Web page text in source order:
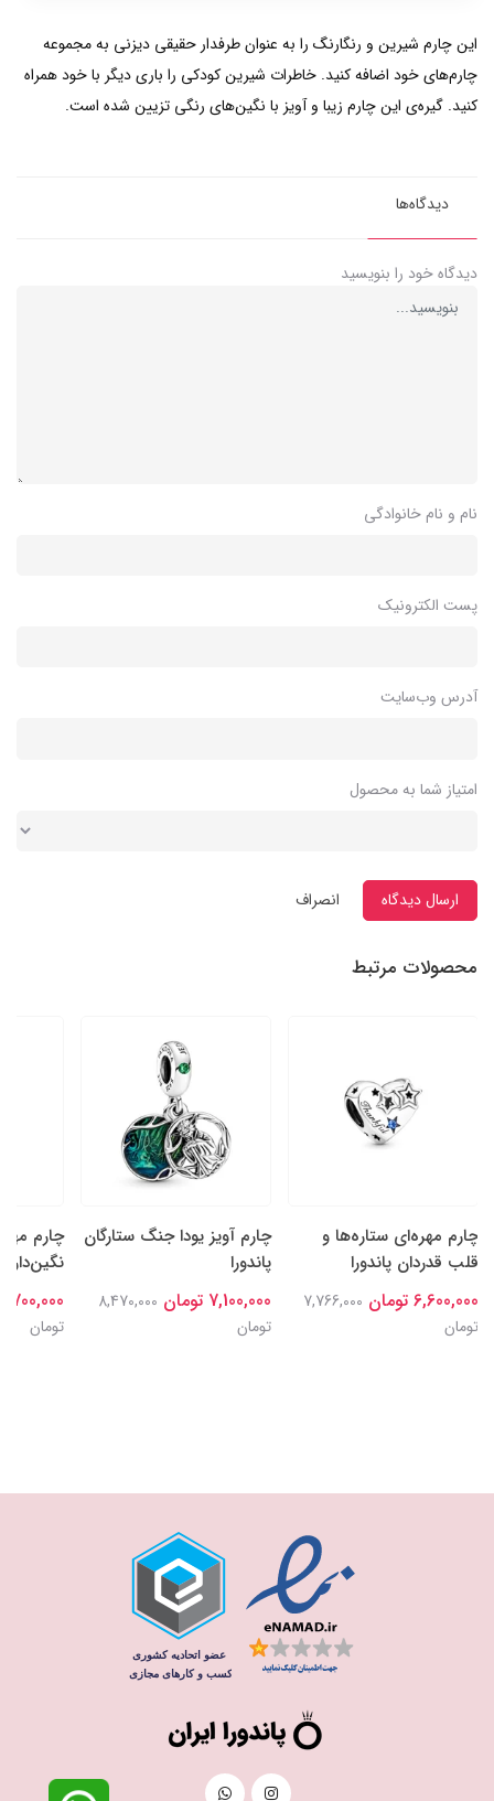
این چارم شیرین و رنگارنگ را به عنوان طرفدار حقیقی دیزنی به مجموعه
چارم‌های خود اضافه کنید. خاطرات شیرین کودکی را باری دیگر با خود همراه
کنید. گیره‌ی این چارم زیبا و آویز با نگین‌های رنگی تزیین شده است.
دیدگاه‌ها
دیدگاه خود را بنویسید
نام و نام خانوادگی
پست الکترونیک
آدرس وب‌سایت
امتیاز شما به محصول
ارسال دیدگاه انصراف
محصولات مرتبط
چارم مهره‌ای ستاره‌ها و
قلب قدردان پاندورا
6,600,000 تومان
7,766,000
تومان
چارم آویز یودا جنگ ستارگان
پاندورا
7,100,000 تومان
8,470,000
تومان
چارم
نگین‌دار
6,700,000
تومان